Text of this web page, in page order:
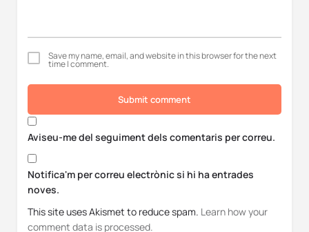
Save my name, email, and website in this browser for the next
time I comment.
Submit comment
Aviseu-me del seguiment dels comentaris per correu.
Notifica'm per correu electrònic si hi ha entrades
noves.
This site uses Akismet to reduce spam. Learn how your
comment data is processed.